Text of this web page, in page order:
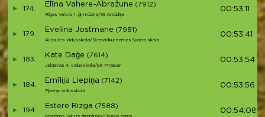
174.
Elīna Vahere-Abražune (7912)
Rīgas Valsts 1. ģimnāzija/SS Arkādija
00:53:11
179.
Evelīna Jostmane (7981)
Aizputes vidusskola/Dienvidkurzemes Sporta skola
00:53:41
183.
Kate Daģe (7614)
Jelgavas 4. vidusskola/SK Mitauer
00:53:54
184.
Emīlija Liepiņa (7142)
Pļaviņu vidusskola
00:53:56
194.
Estere Rizga (7588)
Madonas Valsts ģimnāzija/Drukas nams
00:54:08